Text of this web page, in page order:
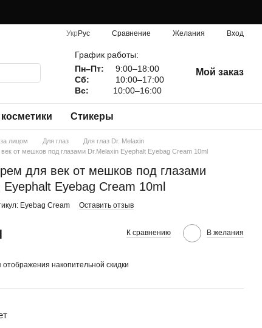
Укр Рус Сравнение Желания Вход
График работы:
Пн–Пт:
9:00–18:00
Сб:
10:00–17:00
Вс:
10:00–16:00
Мой заказ
Стикеры
лицом Для глаз
Для глаз Dr. Melaxin
от мешков под глазами Dr.Melaxin Eyephalt Eyebag Cream 10ml
для век от мешков под глазами
Eyephalt Eyebag Cream 10ml
Eyebag Cream Оставить отзыв
К сравнению В желания
отображения накопительной скидки